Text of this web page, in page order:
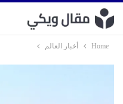
Home أخبار العالم